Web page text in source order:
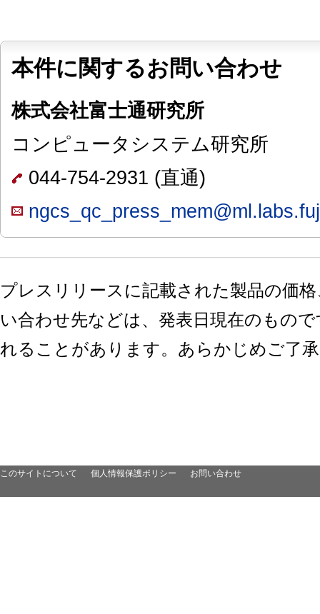
本件に関するお問い合わせ
株式会社富士通研究所
コンピュータシステム研究所
044-754-2931 (直通)
プレスリリースに記載された製品の価
い合わせ先などは、発表日現在のもの
れることがあります。あらかじめご了
このサイトについて 個人情報保護ポリシー お問い合わせ